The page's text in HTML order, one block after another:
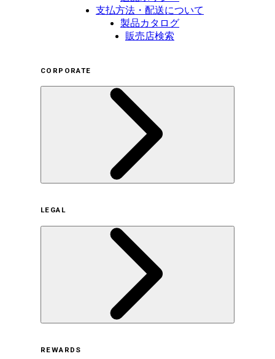
支払方法・配送について
製品カタログ
販売店検索
CORPORATE
サステナビリティの取り組み（日本）
サステナビリティの取り組み（米国/英語）
ヒストリー
採用情報
LEGAL
REWARDS